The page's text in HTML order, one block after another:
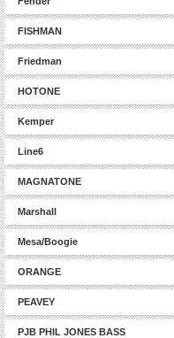
FISHMAN
Friedman
HOTONE
Kemper
Line6
MAGNATONE
Marshall
Mesa/Boogie
ORANGE
PEAVEY
PJB PHIL JONES BASS